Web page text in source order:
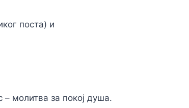
поста) и
молитва за покој душа.